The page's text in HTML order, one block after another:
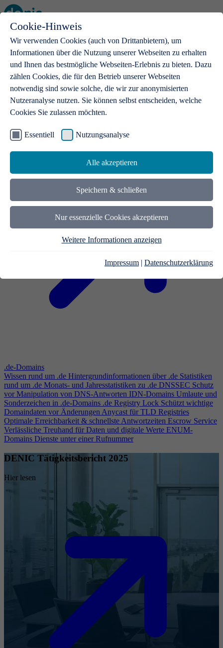
Cookie-Hinweis
Wir verwenden Cookies (auch von Drittanbietern), um
Informationen über die Nutzung unserer Webseiten zu erhalten
und Ihnen das bestmögliche Webseiten-Erlebnis zu bieten. Dazu
zählen Cookies, die für den Betrieb unserer Webseiten
notwendig sind sowie solche, die wir zur anonymisierten
Nutzeranalyse nutzen. Sie können selbst entscheiden, welche
Cookies Sie zulassen möchten.
Essentiell Nutzungsanalyse
Alle akzeptieren
Speichern & schließen
Nur essenzielle Cookies akzeptieren
Weitere Informationen anzeigen
Impressum | Datenschutzerklärung
Open main menu
.de-Domains
Mit einer .de-Domain erhalten Ideen eine Bühne
.de-Domains
Wissen rund um .de Hintergrundinformationen über .de Statistiken
rund um .de Monats- und Jahresstatistiken zu .de DNSSEC Schutz
vor Manipulation von DNS-Antworten IDN-Domains Umlaute und
Sonderzeichen in .de-Domains .de Registry Lock Schützt wichtige
Domaindaten vor ÄnderungenAnycast für TLD Registries
Optimale Erreichbarkeit & schnellste Antwortzeiten Escrow Service
Verlässliche Treuhand für Daten und digitale Werte ENUM-
Domains Dienste unter einer Rufnummer
DENIC Tätigkeitsbericht 2025
Hier lesen